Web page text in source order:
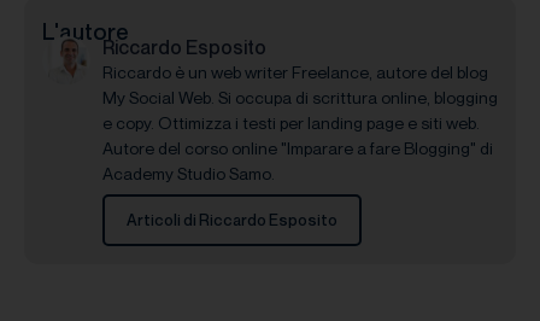
L'autore
Riccardo Esposito
Riccardo è un web writer Freelance, autore del blog
My Social Web. Si occupa di scrittura online, blogging
e copy. Ottimizza i testi per landing page e siti web.
Autore del corso online "Imparare a fare Blogging" di
Academy Studio Samo.
Articoli di Riccardo Esposito